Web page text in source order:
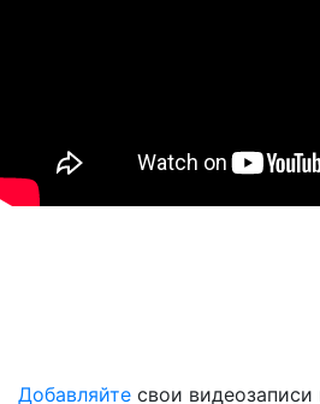
Добавляйте свои